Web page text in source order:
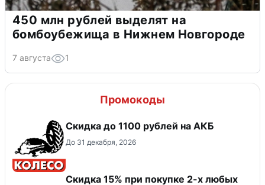
450 млн рублей выделят на
бомбоубежища в Нижнем Новгороде
7 августа 1
Промокоды
Скидка до 1100 рублей на АКБ
До 31 декабря, 2026
Скидка 15% при покупке 2-х любых